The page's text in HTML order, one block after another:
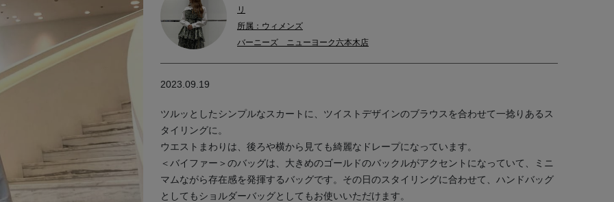
リ
所属：ウィメンズ
バーニーズ ニューヨーク六本木店
2023.09.19
ツルッとしたシンプルなスカートに、ツイストデザインのブラウスを合わせて一捻りあるス
タイリングに。
ウエストまわりは、後ろや横から見ても綺麗なドレープになっています。
＜バイファー＞のバッグは、大きめのゴールドのバックルがアクセントになっていて、ミニ
マムながら存在感を発揮するバッグです。その日のスタイリングに合わせて、ハンドバッグ
としてもショルダーバッグとしてもお使いいただけます。